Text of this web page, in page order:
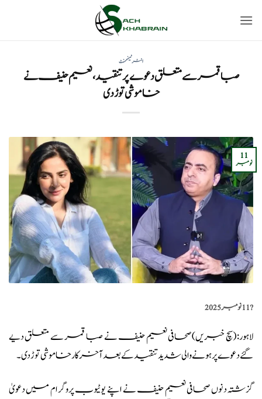
انٹرٹینمنٹ
صبا قمر سے متعلق دعوے پر تنقید، نعیم حنیف نے
خاموشی توڑ دی
11
نومبر
?️11 نومبر 2025
لاہور: (سچ خبریں) صحافی نعیم حنیف نے صبا قمر سے متعلق دیے
گئے دعوے پر ہونے والی شدید تنقید کے بعد آخرکار خاموشی توڑ دی۔
گزشتہ دنوں صحافی نعیم حنیفنے اپنے یوٹیوب پروگرام میں دعویٰ